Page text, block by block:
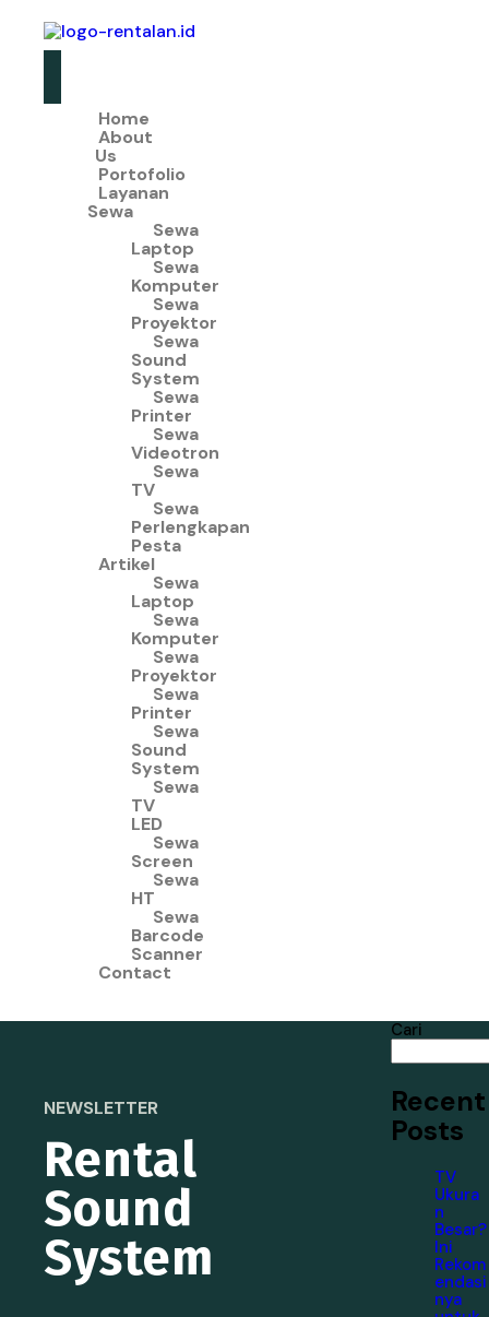
Home
About
Us
Portofolio
Layanan
Sewa
Sewa
Laptop
Sewa
Komputer
Sewa
Proyektor
Sewa
Sound
System
Sewa
Printer
Sewa
Videotron
Sewa
TV
Sewa
Perlengkapan
Pesta
Artikel
Sewa
Laptop
Sewa
Komputer
Sewa
Proyektor
Sewa
Printer
Sewa
Sound
System
Sewa
TV
LED
Sewa
Screen
Sewa
HT
Sewa
Barcode
Scanner
Contact
NEWSLETTER
Rental
Sound
System
Cari
Recent
Posts
TV
Ukura
n
Besar?
Ini
Rekom
endasi
nya